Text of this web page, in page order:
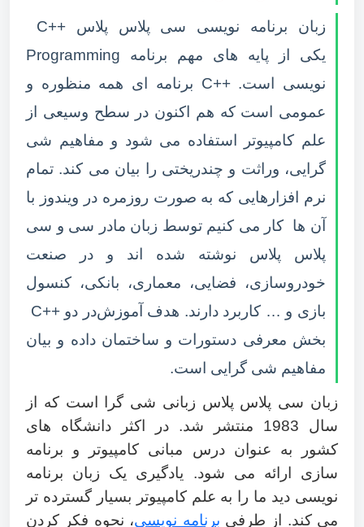
زبان برنامه نویسی سی پلاس پلاسC++
Programming یکی از پایه های مهم برنامه
نویسی است.
C++ برنامه ای همه منظوره و
عمومی است که هم اکنون در سطح وسیعی از
علم کامپیوتر استفاده می شود و مفاهیم شی
گرایی، وراثت و چندریختی را بیان می کند. تمام
نرم افزارهایی که به صورت روزمره در ویندوز با
آن ها کار می کنیم توسط زبان مادر سی و سی
پلاس پلاس نوشته شده اند و در صنعت
خودروسازی، فضایی، معماری، بانکی، کنسول
بازی و … کاربرد دارند. هدف آموزش
C++ در دو
بخش معرفی دستورات و ساختمان داده و بیان
مفاهیم شی گرایی است.
زبان سی پلاس پلاس زبانی شی گرا است که از
سال 1983 منتشر شد. در اکثر دانشگاه های
کشور به عنوان درس مبانی کامپیوتر و برنامه
سازی ارائه می شود. یادگیری یک زبان برنامه
نویسی دید ما را به علم کامپیوتر بسیار گسترده تر
می کند. از طرفی برنامه نویسی، نحوه فکر کردن